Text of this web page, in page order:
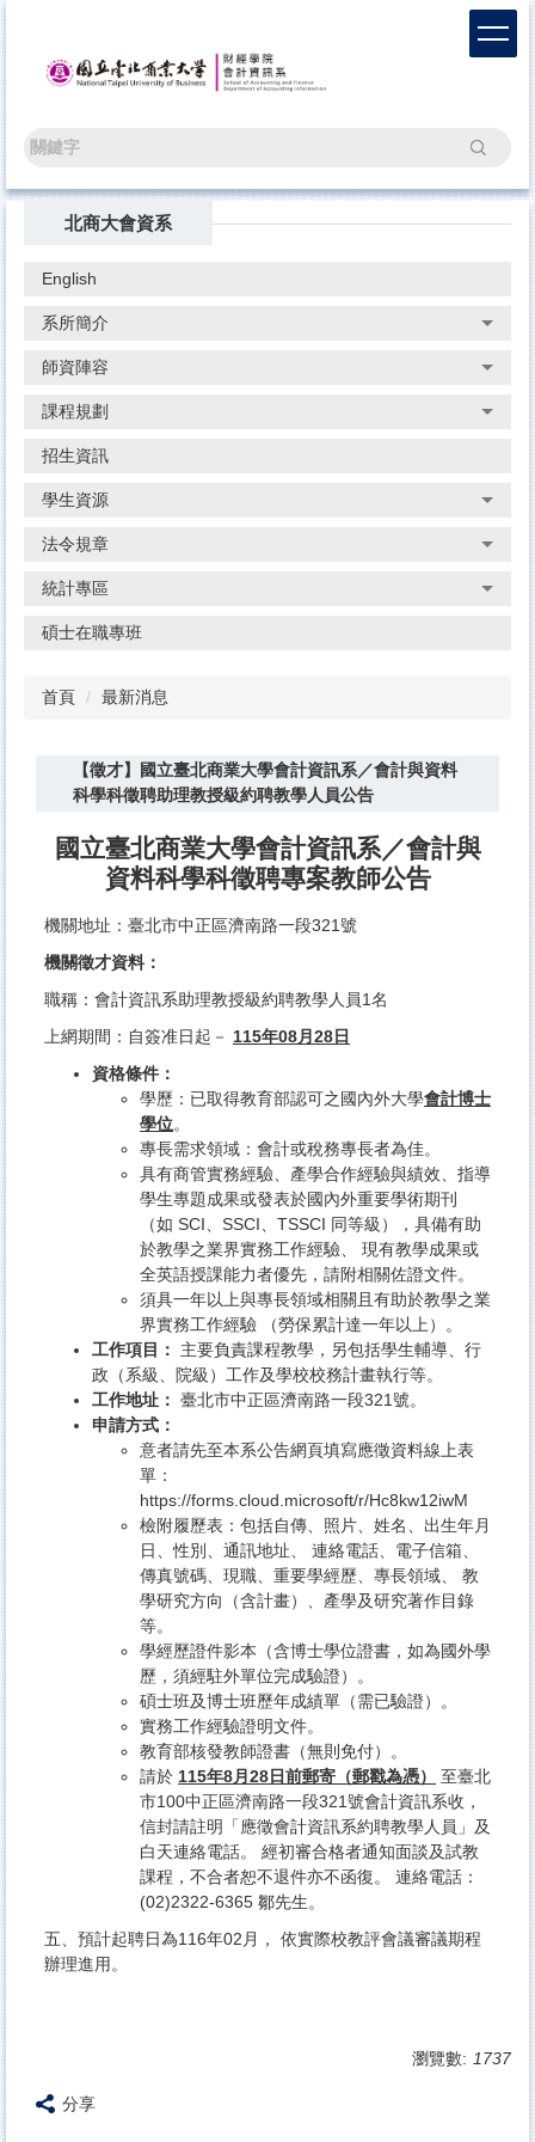
搜尋
北商大會資系
English
系所簡介
師資陣容
課程規劃
招生資訊
學生資源
法令規章
統計專區
碩士在職專班
首頁 最新消息
【徵才】國立臺北商業大學會計資訊系／會計與資料
科學科徵聘助理教授級約聘教學人員公告
國立臺北商業大學會計資訊系／會計與
資料科學科徵聘專案教師公告
機關地址：臺北市中正區濟南路一段321號
機關徵才資料：
職稱：會計資訊系助理教授級約聘教學人員1名
上網期間：自簽准日起－ 115年08月28日
資格條件：
學歷：已取得教育部認可之國內外大學會計博士
學位。
專長需求領域：會計或稅務專長者為佳。
具有商管實務經驗、產學合作經驗與績效、指導
學生專題成果或發表於國內外重要學術期刊
（如 SCI、SSCI、TSSCI 同等級），具備有助
於教學之業界實務工作經驗、 現有教學成果或
全英語授課能力者優先，請附相關佐證文件。
須具一年以上與專長領域相關且有助於教學之業
界實務工作經驗 （勞保累計達一年以上）。
工作項目：
主要負責課程教學，另包括學生輔導、行
政（系級、院級）工作及學校校務計畫執行等。
工作地址： 臺北市中正區濟南路一段321號。
申請方式：
意者請先至本系公告網頁填寫應徵資料線上表
單：
https://forms.cloud.microsoft/r/Hc8kw12iwM
檢附履歷表：包括自傳、照片、姓名、出生年月
日、性別、通訊地址、 連絡電話、電子信箱、
傳真號碼、現職、重要學經歷、專長領域、 教
學研究方向（含計畫）、產學及研究著作目錄
等。
學經歷證件影本（含博士學位證書，如為國外學
歷，須經駐外單位完成驗證）。
碩士班及博士班歷年成績單（需已驗證）。
實務工作經驗證明文件。
教育部核發教師證書（無則免付）。
請於 115年8月28日前郵寄（郵戳為憑）
至臺北
市100中正區濟南路一段321號會計資訊系收，
信封請註明「應徵會計資訊系約聘教學人員」及
白天連絡電話。 經初審合格者通知面談及試教
課程，不合者恕不退件亦不函復。 連絡電話：
(02)2322-6365 鄒先生。
五、預計起聘日為116年02月， 依實際校教評會議審議期程
辦理進用。
瀏覽數: 1737
分享